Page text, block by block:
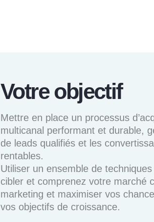
Votre objectif
Mettre en place un processus
multicanal performant et durable,
de leads qualifiés et les
rentables.
Utiliser un ensemble de
cibler et comprenez votre marché
marketing et maximiser vos
vos objectifs de croissance.